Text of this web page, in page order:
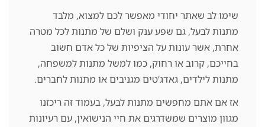
שימו לב שאתר יחודי מאפשר לכם למצוא, מלבד
מתנות לבעל, גם שפע ענק ושלם של מתנות לכל מטרה
אחרת, אשר עונות על הציפיות של כל אדם חשוב
בחייכם, קרוב או רחוק, כמו למשל מתנות למשפחה,
מתנות לילדים, גאדג’טים מגניבים או מתנות לחברים.
אז אם אתם מחפשים מתנות לבעל, בעמוד זה ריכזנו
מגוון מוצרים שמשדרגים את חיי הנישואין, עם רעיונות